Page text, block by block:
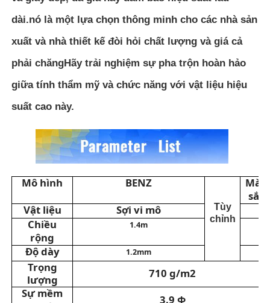
vải da lộn
Da lộn giả
Da PU không có dung môi
Da Alcantara
Da ô tô
Giày Chất liệu da
găng tay da
bóng da
dài.nó là một lựa chọn thông minh cho các nhà sản
xuất và nhà thiết kế đòi hỏi chất lượng và giá cả
phải chăngHãy trải nghiệm sự pha trộn hoàn hảo
giữa tính thẩm mỹ và chức năng với vật liệu hiệu
suất cao này.
Mô hình BENZ
Tùy
chỉnh
Màu
sắc
Vật liệu
Sợi vi mô
Chiều
rộng
1.4m
Độ dày 1.2mm
Trọng
lượng
710 g/m2
Sự mềm
3.9 Φ